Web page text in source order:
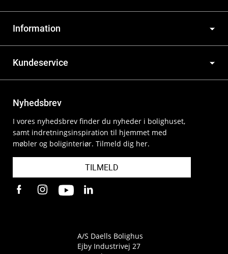
Information
Kundeservice
Nyhedsbrev
I vores nyhedsbrev finder du nyheder i bolighuset,
samt indretningsinspiration til hjemmet med
møbler og boliginteriør. Tilmeld dig her.
TILMELD
A/S Daells Bolighus
Ejby Industrivej 27